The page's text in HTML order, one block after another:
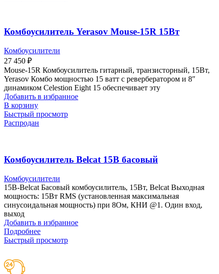
Комбоусилитель Yerasov Mouse-15R 15Вт
Комбоусилители
27 450 ₽
Mouse-15R Комбоусилитель гитарный, транзисторный, 15Вт,
Yerasov Комбо мощностью 15 ватт с ревербератором и 8″
динамиком Celestion Eight 15 обеспечивает эту
Добавить в избранное
В корзину
Быстрый просмотр
Распродан
Комбоусилитель Belcat 15B басовый
Комбоусилители
15B-Belcat Басовый комбоусилитель, 15Вт, Belcat Выходная
мощность: 15Вт RMS (установленная максимальная
синусоидальная мощность) при 8Ом, КНИ @1. Один вход,
выход
Добавить в избранное
Подробнее
Быстрый просмотр